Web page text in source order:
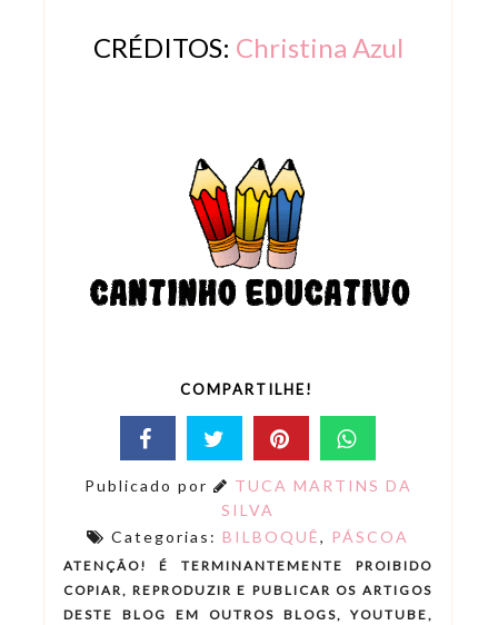
CRÉDITOS: Christina Azul
COMPARTILHE!
Publicado por
TUCA MARTINS DA
SILVA
Categorias: BILBOQUÊ, PÁSCOA
ATENÇÃO! É TERMINANTEMENTE PROIBIDO
COPIAR, REPRODUZIR E PUBLICAR OS ARTIGOS
DESTE BLOG EM OUTROS BLOGS, YOUTUBE,